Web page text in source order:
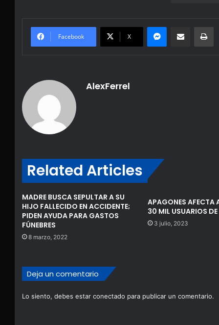
Facebook X
Messenger
Share via Email
AlexFerrel
Related Articles
MADRE BUSCA SEPULTAR A SU
HIJO FALLECIDO EN ACCIDENTE;
PIDEN AYUDA PARA GASTOS
FÚNEBRES
8 marzo, 2022
APAGONES AFECTA
30 MIL USUARIOS
3 julio, 2023
Deja un comentario
Lo siento, debes estar conectado para publicar un comentario.